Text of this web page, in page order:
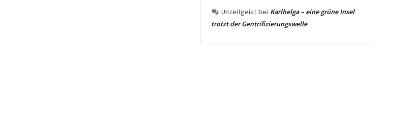
Unzeitgeist bei Karlhelga – eine grüne Insel
trotzt der Gentrifizierungswelle